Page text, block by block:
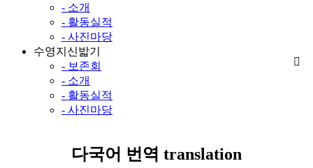
- 소개
- 활동실적
- 사진마당
수영지신밟기
- 보존회
- 소개
- 활동실적
- 사진마당
다국어 번역 translation